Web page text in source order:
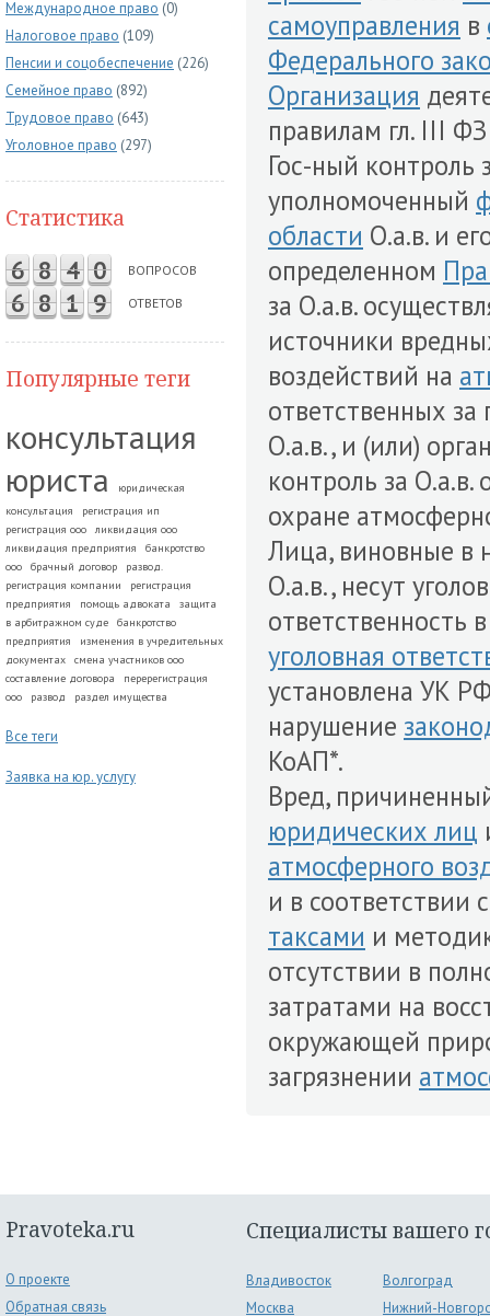
Международное право (0)
Налоговое право (109)
Пенсии и соцобеспечение (226)
Семейное право (892)
Трудовое право (643)
Уголовное право (297)
Статистика
6 8 4 0 ВОПРОСОВ
6 8 1 9 ОТВЕТОВ
Популярные теги
консультация
юриста
юридическая
консультация
регистрация ип
регистрация ооо
ликвидация ооо
ликвидация предприятия
банкротство
ооо
брачный договор
развод.
регистрация компании
регистрация
предприятия
помощь адвоката
защита
в арбитражном суде
банкротство
предприятия
изменения в учредительных
документах
смена участников ооо
составление договора
перерегистрация
ооо
развод раздел имущества
Все теги
Заявка на юр. услугу
самоуправления в
Федерального
Организация
правилам гл. III
Гос-ный контроль
уполномоченный
области О.а.в. и
определенном
за О.а.в.
источники
воздействий на
ответственных
О.а.в., и (или)
контроль за
охране
Лица, виновные в
О.а.в., несут
ответственность
уголовная
установлена УК
нарушение
КоАП*.
Вред,
юридических лиц
атмосферного
и в соответствии
таксами и
отсутствии в
затратами на
окружающей
загрязнении
Pravoteka.ru
О проекте
Обратная связь
Специалисты вашего
Владивосток
Волгоград
Москва
Нижний-